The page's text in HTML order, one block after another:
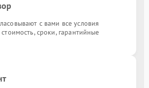
с вами все условия
сроки, гарантийные